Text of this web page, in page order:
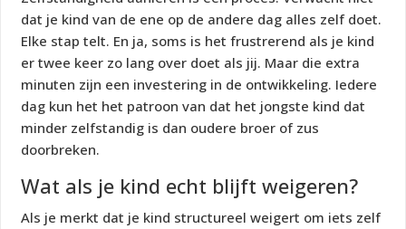
dat je kind van de ene op de andere dag alles zelf doet.
Elke stap telt. En ja, soms is het frustrerend als je kind
er twee keer zo lang over doet als jij. Maar die extra
minuten zijn een investering in de ontwikkeling. Iedere
dag kun het het patroon van dat het jongste kind dat
minder zelfstandig is dan oudere broer of zus
doorbreken.
Wat als je kind echt blijft weigeren?
Als je merkt dat je kind structureel weigert om iets zelf